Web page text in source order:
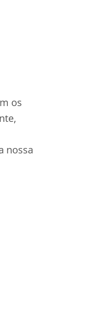
os
nossa